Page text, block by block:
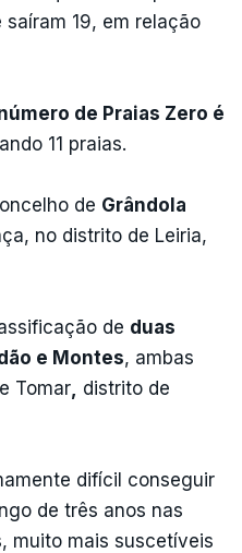
19, em relação
de Praias Zero é
11 praias.
de Grândola
no distrito de Leiria,
de duas
e Montes, ambas
Tomar distrito de
difícil conseguir
de três anos nas
muito mais suscetíveis